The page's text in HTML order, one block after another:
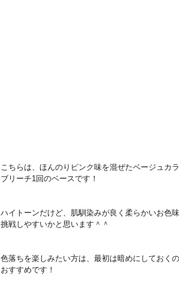
こちらは、ほんのりピンク味を混ぜたベージュカ
ブリーチ1回のベースです！
ハイトーンだけど、肌馴染みが良く柔らかいお色
挑戦しやすいかと思います＾＾
色落ちを楽しみたい方は、最初は暗めにしておく
おすすめです！